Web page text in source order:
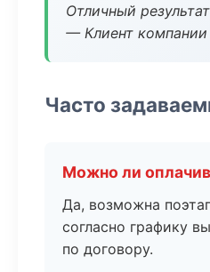
Отличный
— Клиент компании
Часто
Можно ли
Да, возможна
согласно графику
по договору.